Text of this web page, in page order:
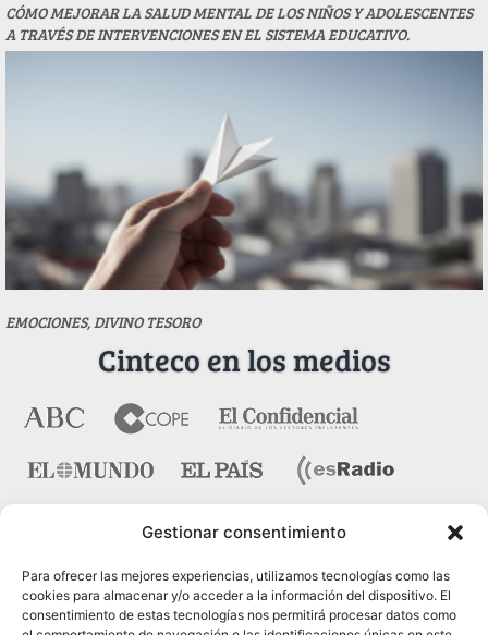
Gestionar consentimiento
Para ofrecer las mejores experiencias, utilizamos tecnologías como las
cookies para almacenar y/o acceder a la información del dispositivo. El
consentimiento de estas tecnologías nos permitirá procesar datos como
CÓMO MEJORAR LA SALUD MENTAL DE LOS NIÑOS Y ADOLESCENTES
A TRAVÉS DE INTERVENCIONES EN EL SISTEMA EDUCATIVO.
EMOCIONES, DIVINO TESORO
Cinteco en los medios
Contacto
Pza. del Marqués de Salamanca nº 10, bajo dcha. 28006